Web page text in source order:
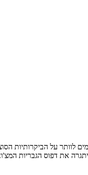
לוותר על הביקרותיות
את דפוס הגבריות